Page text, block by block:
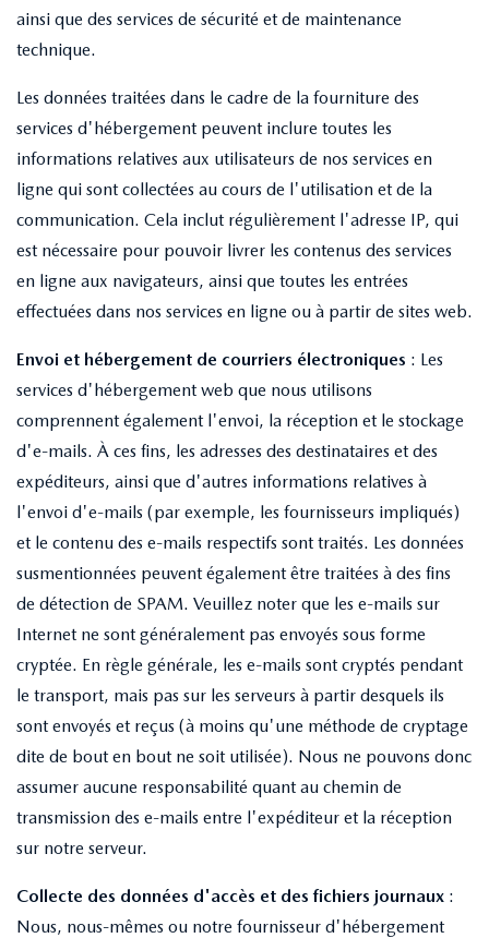
ainsi que des services de sécurité et de maintenance
technique.
Les données traitées dans le cadre de la fourniture des
services d'hébergement peuvent inclure toutes les
informations relatives aux utilisateurs de nos services en
ligne qui sont collectées au cours de l'utilisation et de la
communication. Cela inclut régulièrement l'adresse IP, qui
est nécessaire pour pouvoir livrer les contenus des services
en ligne aux navigateurs, ainsi que toutes les entrées
effectuées dans nos services en ligne ou à partir de sites web.
Envoi et hébergement de courriers électroniques : Les
services d'hébergement web que nous utilisons
comprennent également l'envoi, la réception et le stockage
d'e-mails. À ces fins, les adresses des destinataires et des
expéditeurs, ainsi que d'autres informations relatives à
l'envoi d'e-mails (par exemple, les fournisseurs impliqués)
et le contenu des e-mails respectifs sont traités. Les données
susmentionnées peuvent également être traitées à des fins
de détection de SPAM. Veuillez noter que les e-mails sur
Internet ne sont généralement pas envoyés sous forme
cryptée. En règle générale, les e-mails sont cryptés pendant
le transport, mais pas sur les serveurs à partir desquels ils
sont envoyés et reçus (à moins qu'une méthode de cryptage
dite de bout en bout ne soit utilisée). Nous ne pouvons donc
assumer aucune responsabilité quant au chemin de
transmission des e-mails entre l'expéditeur et la réception
sur notre serveur.
Collecte des données d'accès et des fichiers journaux :
Nous, nous-mêmes ou notre fournisseur d'hébergement